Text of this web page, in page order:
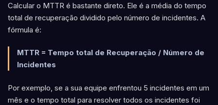
Calcular o MTTR é bastante direto. Ele é a média do tempo
total de recuperação dividido pelo número de incidentes. A
fórmula é:
MTTR = Tempo total de Recuperação / Número de
Incidentes
Por exemplo, se a sua equipe enfrentou 5 incidentes em um
mês e o tempo total para resolver todos os incidentes foi